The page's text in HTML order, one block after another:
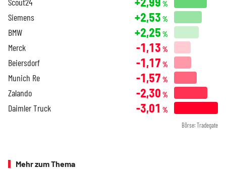
%
Siemens +2,53 %
BMW +2,25 %
Merck -1,13 %
Beiersdorf -1,17 %
Munich Re -1,57 %
Zalando -2,30 %
Daimler Truck -3,01 %
Börse: Tradegate
Mehr zum Thema